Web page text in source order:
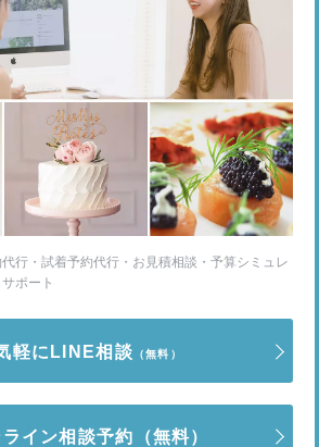
行・試着予約代行・お見積相談・予算シミュレ
ポート
軽にLINE相談 （無料）
イン相談予約 （無料）